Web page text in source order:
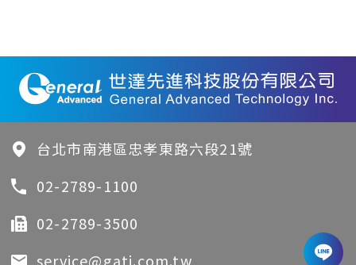
台北市南港區忠孝東路六段21號
02-2789-1100
02-2789-3500
service@gati.com.tw